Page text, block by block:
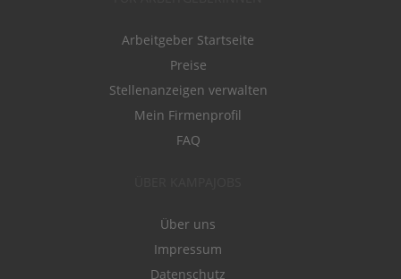
Arbeitgeber Startseite
Preise
Stellenanzeigen verwalten
Mein Firmenprofil
FAQ
Über uns
Impressum
Datenschutz